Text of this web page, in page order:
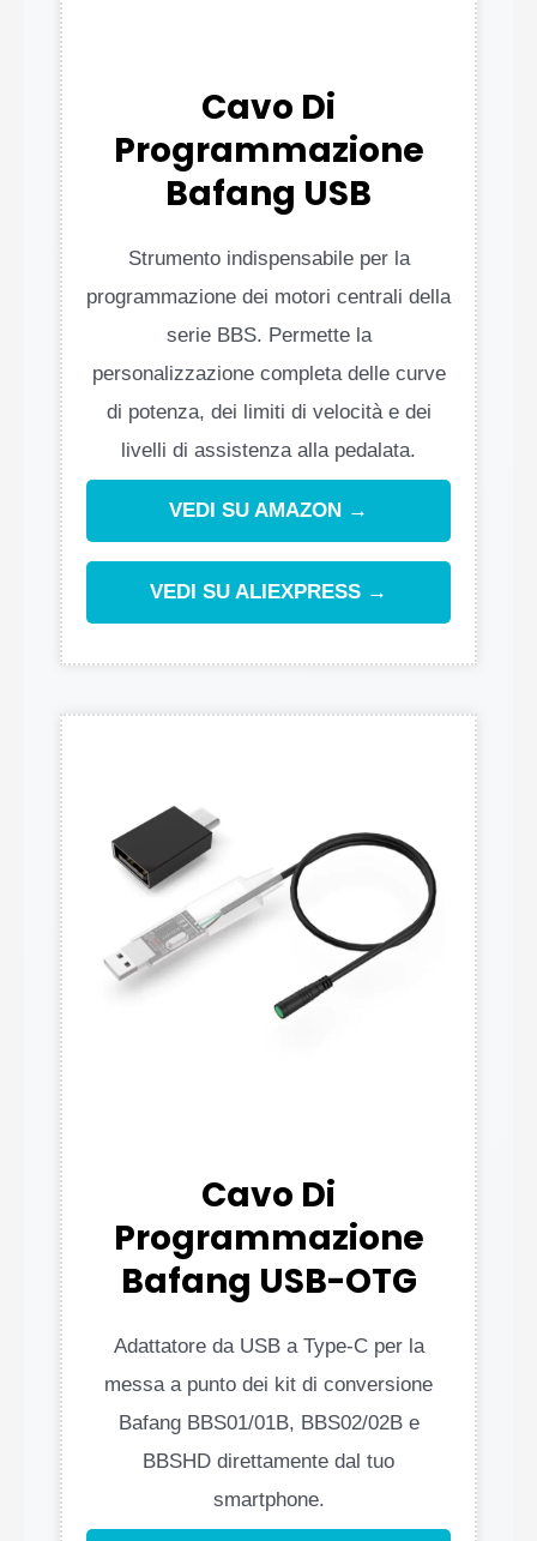
Cavo Di
Programmazione
Bafang USB
Strumento indispensabile per la
programmazione dei motori centrali della
serie BBS. Permette la
personalizzazione completa delle curve
di potenza, dei limiti di velocità e dei
livelli di assistenza alla pedalata.
VEDI SU AMAZON →
VEDI SU ALIEXPRESS →
Cavo Di
Programmazione
Bafang USB-OTG
Adattatore da USB a Type-C per la
messa a punto dei kit di conversione
Bafang BBS01/01B, BBS02/02B e
BBSHD direttamente dal tuo
smartphone.